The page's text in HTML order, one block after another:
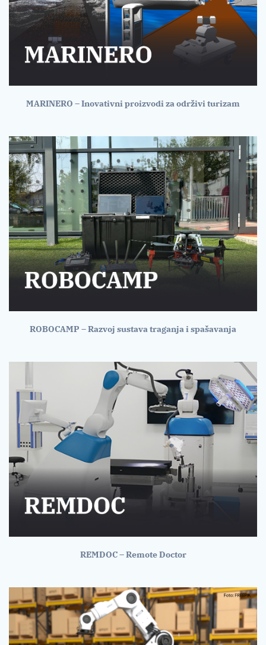
MARINERO – Inovativni proizvodi za održivi turizam
ROBOCAMP – Razvoj sustava traganja i spašavanja
REMDOC – Remote Doctor